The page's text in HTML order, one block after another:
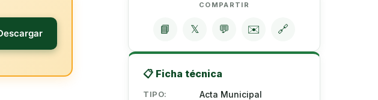
COMPARTIR
📘 𝕏 💬 ✉️ 🔗
📋 Ficha técnica
TIPO: Acta Municipal